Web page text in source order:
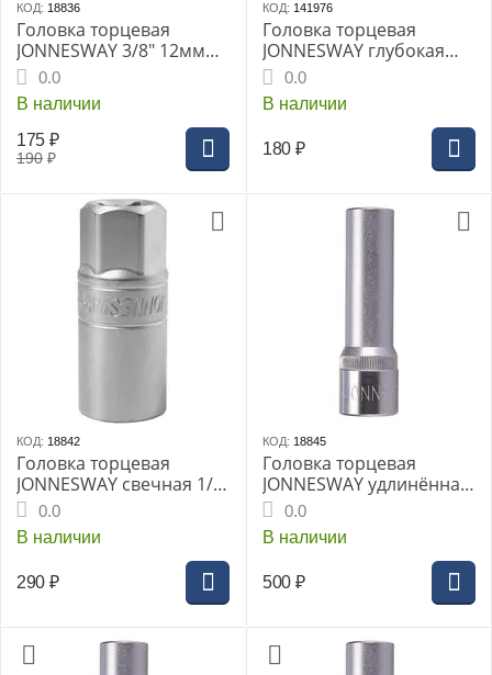
КОД: 18836
Головка торцевая
JONNESWAY 3/8" 12мм
(S04H3112)
0.0
В наличии
190 ₽
175 ₽
КОД: 141976
Головка торцевая
JONNESWAY глубокая
1/4"DR, 4 мм
(S04HD2104)
0.0
В наличии
180 ₽
КОД: 18842
Головка торцевая
JONNESWAY свечная 1/2"
16мм (S17H4116)
0.0
В наличии
290 ₽
КОД: 18845
Головка торцевая
JONNESWAY удлинённая
1/2" 10мм (S04HD4110)
0.0
В наличии
500 ₽